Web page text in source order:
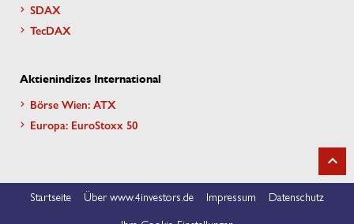
SDAX
TecDAX
Aktienindizes International
Börse Wien: ATX
Europa: EuroStoxx 50
Startseite Über www.4investors.de Impressum
Datenschutz